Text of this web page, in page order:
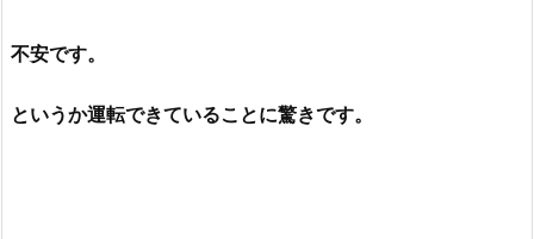
不安です。
というか運転できていることに驚きです。